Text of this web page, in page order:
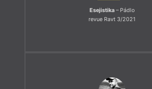
Esejistika – Pádlo
revue Ravt 3/2021